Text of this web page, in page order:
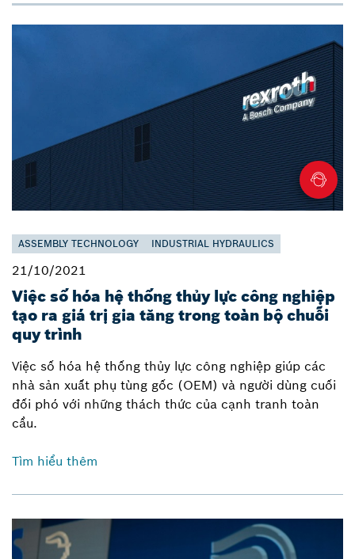
ASSEMBLY TECHNOLOGY INDUSTRIAL HYDRAULICS
21/10/2021
Việc số hóa hệ thống thủy lực công nghiệp
tạo ra giá trị gia tăng trong toàn bộ chuỗi
quy trình
Việc số hóa hệ thống thủy lực công nghiệp giúp các
nhà sản xuất phụ tùng gốc (OEM) và người dùng cuối
đối phó với những thách thức của cạnh tranh toàn
cầu.
Tìm hiểu thêm